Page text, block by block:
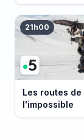
21h00
Les routes de
l'impossible